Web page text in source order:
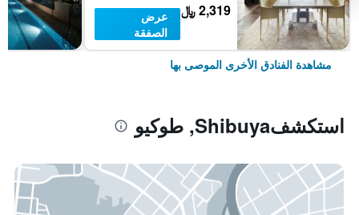
2,319 ﷼
عرض
الصفقة
مشاهدة الفنادق الأخرى الموصى بها
استكشفShibuya, طوكيو